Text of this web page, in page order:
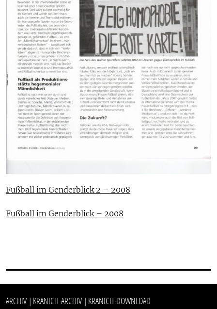
Fußball im Genderblick 2 – 2008
Fußball im Genderblick – 2008
ARCHIV | KRANICH-ARCHIV | KRANICH-DOWNLOAD